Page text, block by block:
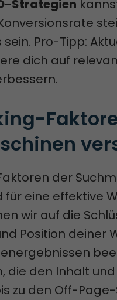
Strategien
sein. Pro-Tipp:
dich auf
der
eine effektive
wir auf die
Position deiner
die den Inhalt
zu den Off-